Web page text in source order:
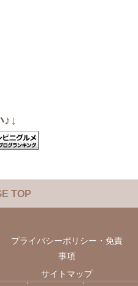
TOP
プライバシーポリシー・免責
事項
サイトマップ